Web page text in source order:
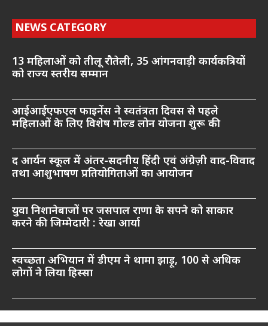
NEWS CATEGORY
13 महिलाओं को तीलू रौतेली, 35 आंगनवाड़ी कार्यकत्रियों
को राज्य स्तरीय सम्मान
आईआईएफएल फाइनेंस ने स्वतंत्रता दिवस से पहले
महिलाओं के लिए विशेष गोल्ड लोन योजना शुरू की
द आर्यन स्कूल में अंतर-सदनीय हिंदी एवं अंग्रेज़ी वाद-विवाद
तथा आशुभाषण प्रतियोगिताओं का आयोजन
युवा निशानेबाजों पर जसपाल राणा के सपने को साकार
करने की जिम्मेदारी : रेखा आर्या
स्वच्छता अभियान में डीएम ने थामा झाड़ू, 100 से अधिक
लोगों ने लिया हिस्सा